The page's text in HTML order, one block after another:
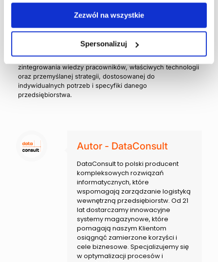
Zezwól na wszystkie
Spersonalizuj
Zarządzanie zapasami stanowi nieodłączny element
funkcjonowania każdego przedsiębiorstwa, pełniąc
kluczową rolę w zapewnieniu płynności operacyjnej i
satysfakcji klienta.Sukces w tej dziedzinie wymaga
zintegrowania wiedzy pracowników, właściwych technologii
oraz przemyślanej strategii, dostosowanej do
indywidualnych potrzeb i specyfiki danego
przedsiębiorstwa.
Autor - DataConsult
DataConsult to polski producent
kompleksowych rozwiązań
informatycznych, które
wspomagają zarządzanie logistyką
wewnętrzną przedsiębiorstw. Od 21
lat dostarczamy innowacyjne
systemy magazynowe, które
pomagają naszym Klientom
osiągnąć zamierzone korzyści i
cele biznesowe. Specjalizujemy się
w optymalizacji procesów i